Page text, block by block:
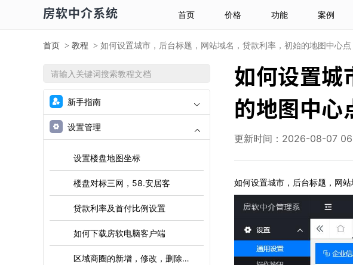
房软中介系统 首页 价格 功能 案例
首页 > 教程 > 如何设置城市，后台标题，网站域名，贷款利率，初始的地图中心点
新手指南
设置管理
设置楼盘地图坐标
楼盘对标三网，58.安居客
贷款利率及首付比例设置
如何下载房软电脑客户端
区域商圈的新增，修改，删除操作
如何设置城
的地图中心
更新时间：2026-08-07
如何设置城市，后台标题，网